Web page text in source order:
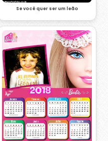
Se você quer ser um leão